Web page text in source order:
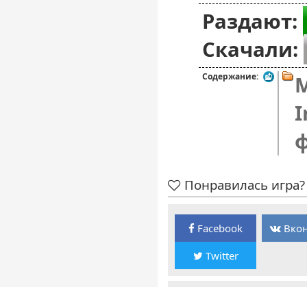
Раздают:
Скачали:
Содержание:
Понравилась
Facebook
Twitter